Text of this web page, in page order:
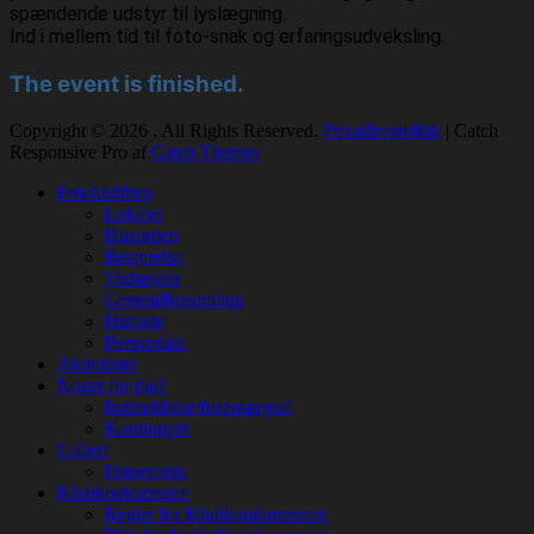
spændende udstyr til lyslægning.
Ind i mellem tid til foto-snak og erfaringsudveksling.
The event is finished.
Copyright © 2026 . All Rights Reserved. Privatlivspolitik | Catch
Responsive Pro af Catch Themes
Fotoklubben
Lokaler
Husorden
Bestyrelse
Vedtægter
Generalforsamling
Historie
Persondata
Aktiviteter
Noget for dig?
Indmeldelse/forespørgsel
Kontingent
Galleri
Fotoevents
Klubkonkurrence
Regler for Klubkonkurrencen